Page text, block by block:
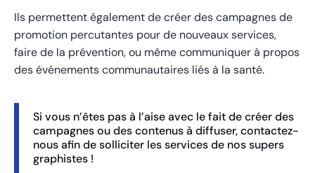
Ils permettent également de créer des campagnes de
promotion percutantes pour de nouveaux services,
faire de la prévention, ou même communiquer à propos
des événements communautaires liés à la santé.
Si vous n’êtes pas à l’aise avec le fait de créer des
campagnes ou des contenus à diffuser, contactez-
nous afin de solliciter les services de nos supers
graphistes !